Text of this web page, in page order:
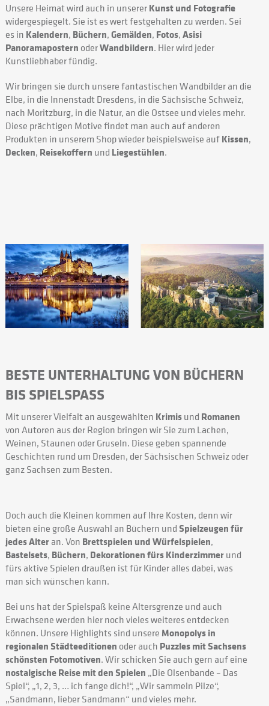
Unsere Heimat wird auch in unsererKunst und Fotografie
widergespiegelt. Sie ist es wert festgehalten zu werden. Sei
es in Kalendern, Büchern,Gemälden, Fotos,Asisi
Panoramapostern oderWandbildern. Hier wird jeder
Kunstliebhaber fündig.
Wir bringen sie durch unsere fantastischen Wandbilder an die
Elbe, in die Innenstadt Dresdens, in die Sächsische Schweiz,
nach Moritzburg, in die Natur, an die Ostsee und vieles mehr.
Diese prächtigen Motive findet man auch auf anderen
Produkten in unserem Shop wieder beispielsweise aufKissen,
Decken, Reisekoffern und Liegestühlen.
BESTE UNTERHALTUNG VON BÜCHERN
BIS SPIELSPASS
Mit unserer Vielfalt an ausgewählten Krimisund Romanen
von Autoren aus der Region bringen wir Sie zum Lachen,
Weinen, Staunen oder Gruseln. Diese geben spannende
Geschichten rund um Dresden, der Sächsischen Schweiz oder
ganz Sachsen zum Besten.
Doch auch die Kleinen kommen auf Ihre Kosten, denn wir
bieten eine große Auswahl an Büchern und Spielzeugen für
jedes Alteran. Von Brettspielen und Würfelspielen,
Bastelsets, Büchern, Dekorationen fürs Kinderzimmerund
fürs aktive Spielen draußen ist für Kinder alles dabei, was
man sich wünschen kann.
Bei uns hat der Spielspaß keine Altersgrenze und auch
Erwachsene werden hier noch vieles weiteres entdecken
können. Unsere Highlights sind unsere Monopolys in
regionalen Städteeditionen oder auch Puzzles mit Sachsens
schönsten Fotomotiven. Wir schicken Sie auch gern auf eine
nostalgische Reise mit den Spielen „Die Olsenbande – Das
Spiel“, „1, 2, 3, … ich fange dich!“, „Wir sammeln Pilze“,
„Sandmann, lieber Sandmann“ und vieles mehr.